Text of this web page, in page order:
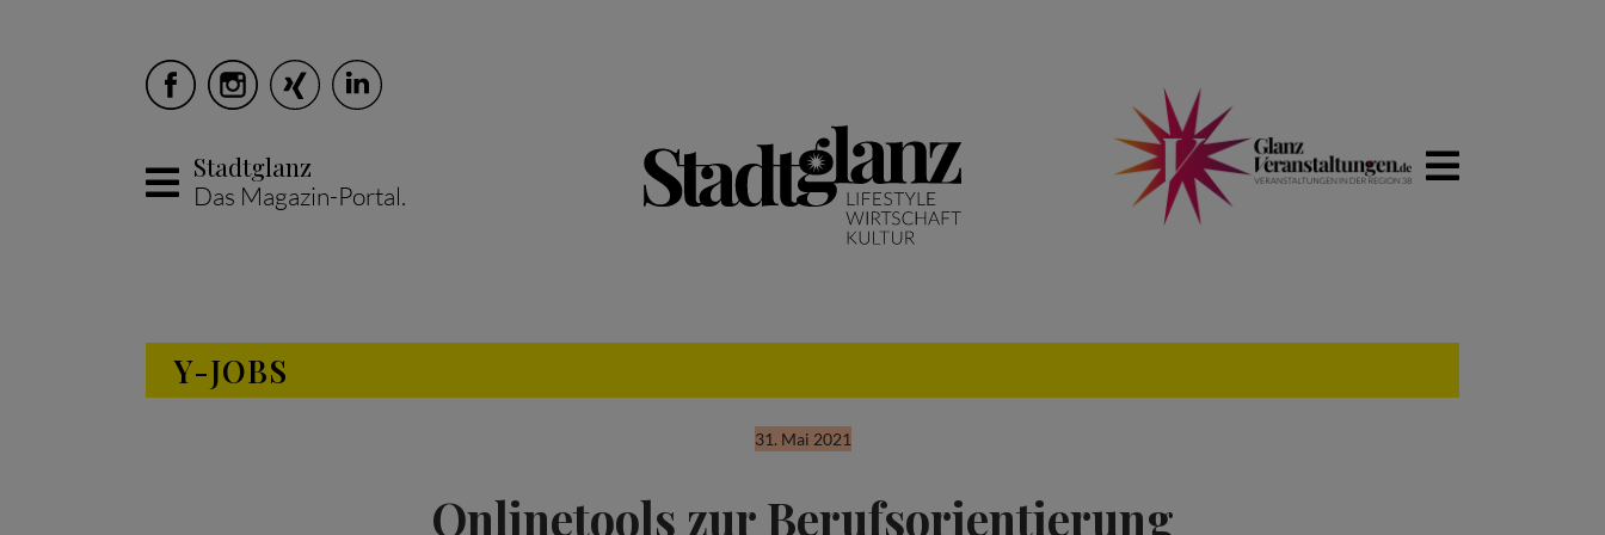
Stadtglanz
Das Magazin-Portal.
Y-JOBS
31. Mai 2021
Onlinetools zur Berufsorientierung